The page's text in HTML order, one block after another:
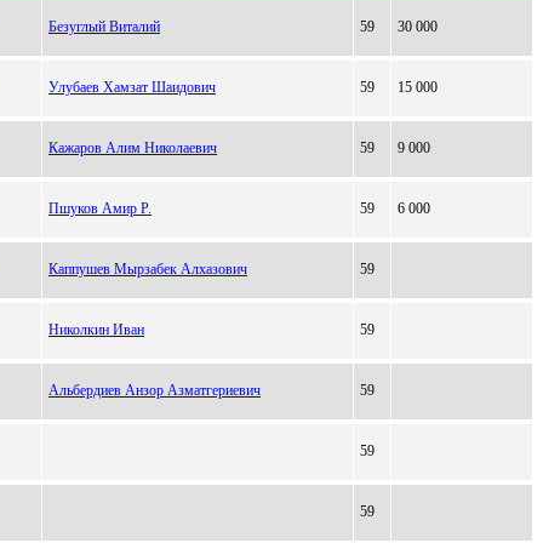
Безуглый Виталий 59 30 000
Улубаев Хамзат Шаидович 59 15 000
Кажаров Алим Николаевич 59 9 000
Пшуков Амир Р. 59 6 000
Каппушев Мырзабек Алхазович 59
Николкин Иван 59
Альбердиев Анзор Азматгериевич 59
59
59